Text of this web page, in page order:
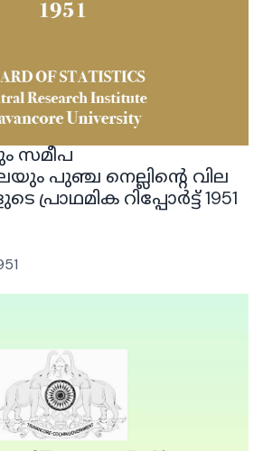
സമീപ
പുഞ്ച നെല്ലിന്റെ വില
റിപ്പോർട്ട് 1951